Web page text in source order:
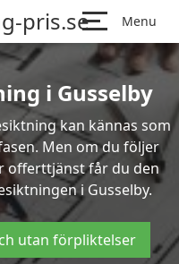
pris.se Menu
i Gusselby
kan kännas som
Men om du följer
offerttjänst får du den
i Gusselby.
utan förpliktelser